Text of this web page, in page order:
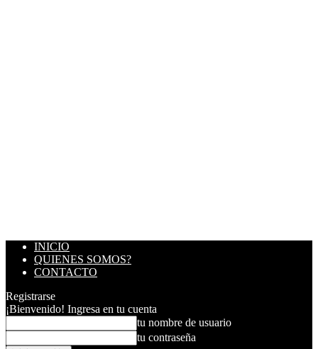
INICIO
QUIENES SOMOS?
CONTACTO
Registrarse
¡Bienvenido! Ingresa en tu cuenta
tu nombre de usuario
tu contraseña